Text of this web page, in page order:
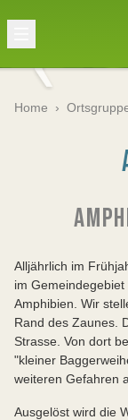
Home ›
Alljährlich im
im
Amphibien. Wir
Rand des Zaunes.
Strasse. Von dort
"kleiner
weiteren Gefahren
Ausgelöst wird die